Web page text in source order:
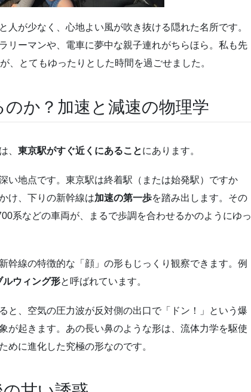
人が少なく、心地よい風が吹き抜ける隠れた名所です。
リーマンや、電車に夢中な親子連れがちらほら。私も先
、とてもゆったりとした時間を過ごせました。
か？加速と減速の物理学
、 東京駅がすぐ近くにあることにあります。
い地点です。東京駅は終着駅（または始発駅）ですか
け、下りの新幹線は加速の第一歩を踏み出します。その
系などの車両が、まるで歩調を合わせるかのようにゆっ
幹線の特徴的な「顔」の形もじっくり観察できます。例
ルウィング形と呼ばれています。
と、空気の圧力波が反対側の出口で「ドン！」という爆
が起きます。あの長い鼻のような形は、流体力学を駆使
めに進化した究極の形なのです。